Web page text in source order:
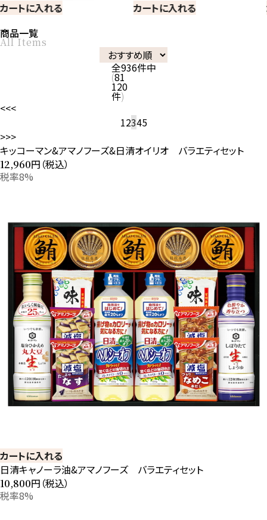
カートに入れる カートに入れる
商品一覧
All Items
全936件中
81
120
件
<<<
12345
>>>
キッコーマン&アマノフーズ&日清オイリオ バラエティセット
12,960円（税込）
税率8%
カートに入れる
日清キャノーラ油&アマノフーズ バラエティセット
10,800円（税込）
税率8%